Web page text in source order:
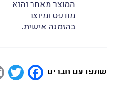
המוצר מאחר והוא
מודפס ומיוצר
בהזמנה אישית.
שתפו עם חברים